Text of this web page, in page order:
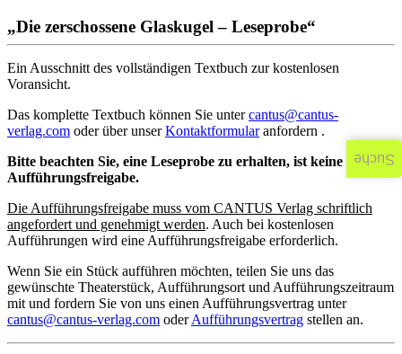
„Die zerschossene Glaskugel – Leseprobe“
Ein Ausschnitt des vollständigen Textbuch zur kostenlosen
Voransicht.
Das komplette Textbuch können Sie untercantus@cantus-
verlag.com oder über unserKontaktformularanfordern .
Bitte beachten Sie, eine Leseprobe zu erhalten, ist keine
Aufführungsfreigabe.
Die Aufführungsfreigabe muss vom CANTUS Verlag schriftlich
angefordert und genehmigt werden. Auch bei kostenlosen
Aufführungen wird eine Aufführungsfreigabe erforderlich.
Wenn Sie ein Stück aufführen möchten, teilen Sie uns das
gewünschte Theaterstück, Aufführungsort und Aufführungszeitraum
mit und fordern Sie von uns einen Aufführungsvertrag unter
cantus@cantus-verlag.com oderAufführungsvertrag stellen an.
Suche